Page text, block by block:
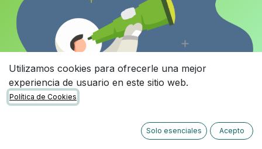
Utilizamos cookies para ofrecerle una mejor
experiencia de usuario en este sitio web.
Política de Cookies
Solo esenciales Acepto